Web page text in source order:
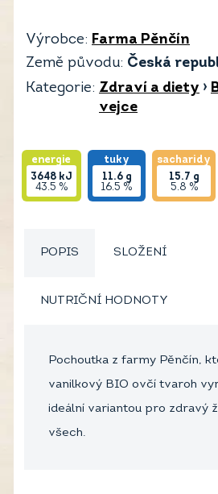
Výrobce: Farma Pěnčín
Země původu: Česká
Kategorie: Zdraví a diety ›
vejce
energie
3648 kJ
43.5 %
tuky
11.6 g
16.5 %
sacharidy
15.7 g
5.8 %
POPIS SLOŽENÍ
NUTRIČNÍ HODNOTY
Pochoutka z farmy Pěnčín,
vanilkový BIO ovčí tvaroh
ideální variantou pro zdravý
všech.